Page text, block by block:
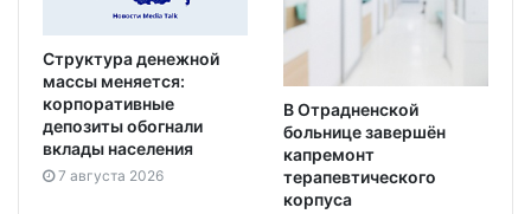
Структура денежной
массы меняется:
корпоративные
депозиты обогнали
вклады населения
7 августа 2026
В Отрадненской
больнице завершён
капремонт
терапевтического
корпуса